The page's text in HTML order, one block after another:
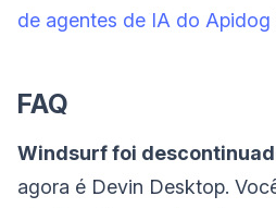
de agentes de IA do Apidog
FAQ
Windsurf foi
agora é Devin Desktop.